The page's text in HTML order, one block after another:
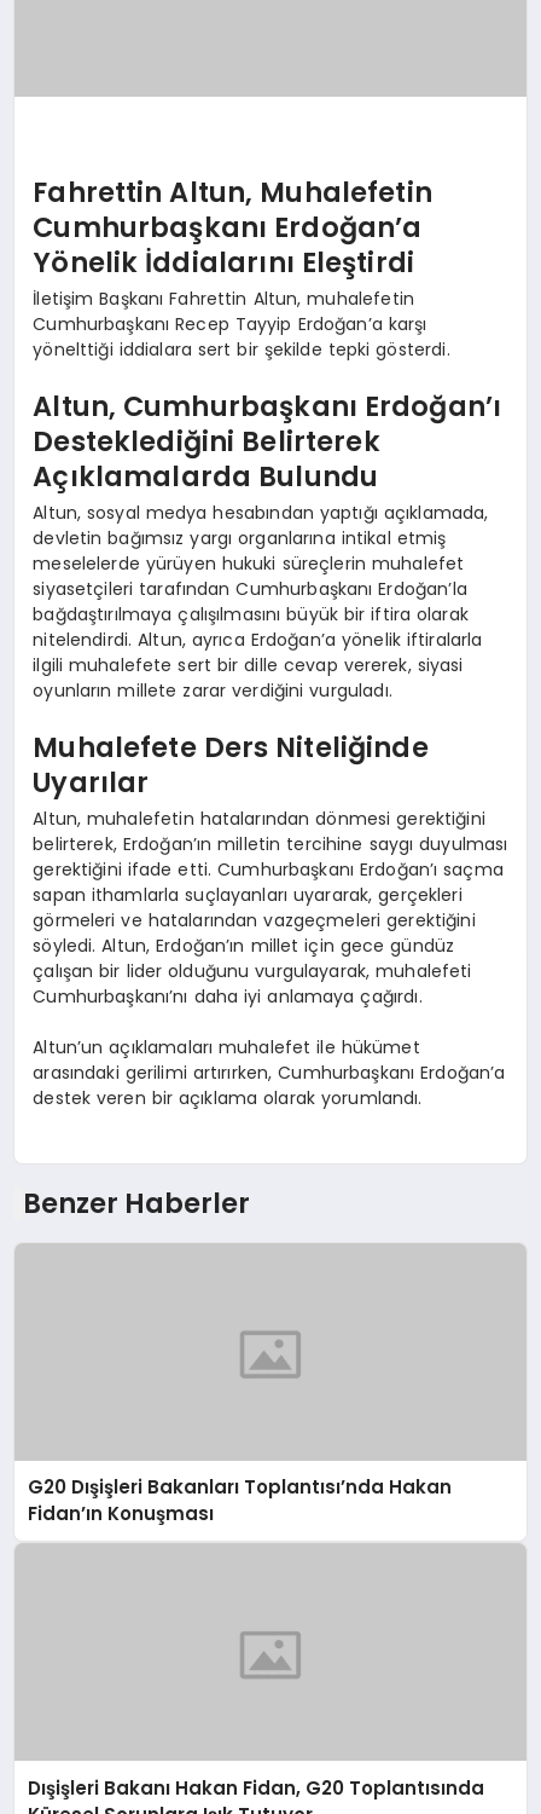
Fahrettin Altun, Muhalefetin
Cumhurbaşkanı Erdoğan’a
Yönelik İddialarını Eleştirdi
İletişim Başkanı Fahrettin Altun, muhalefetin
Cumhurbaşkanı Recep Tayyip Erdoğan’a karşı
yönelttiği iddialara sert bir şekilde tepki gösterdi.
Altun, Cumhurbaşkanı Erdoğan’ı
Desteklediğini Belirterek
Açıklamalarda Bulundu
Altun, sosyal medya hesabından yaptığı açıklamada,
devletin bağımsız yargı organlarına intikal etmiş
meselelerde yürüyen hukuki süreçlerin muhalefet
siyasetçileri tarafından Cumhurbaşkanı Erdoğan’la
bağdaştırılmaya çalışılmasını büyük bir iftira olarak
nitelendirdi. Altun, ayrıca Erdoğan’a yönelik iftiralarla
ilgili muhalefete sert bir dille cevap vererek, siyasi
oyunların millete zarar verdiğini vurguladı.
Muhalefete Ders Niteliğinde
Uyarılar
Altun, muhalefetin hatalarından dönmesi gerektiğini
belirterek, Erdoğan’ın milletin tercihine saygı duyulması
gerektiğini ifade etti. Cumhurbaşkanı Erdoğan’ı saçma
sapan ithamlarla suçlayanları uyararak, gerçekleri
görmeleri ve hatalarından vazgeçmeleri gerektiğini
söyledi. Altun, Erdoğan’ın millet için gece gündüz
çalışan bir lider olduğunu vurgulayarak, muhalefeti
Cumhurbaşkanı’nı daha iyi anlamaya çağırdı.
Altun’un açıklamaları muhalefet ile hükümet
arasındaki gerilimi artırırken, Cumhurbaşkanı Erdoğan’a
destek veren bir açıklama olarak yorumlandı.
Benzer Haberler
G20 Dışişleri Bakanları Toplantısı’nda Hakan
Fidan’ın Konuşması
Dışişleri Bakanı Hakan Fidan, G20 Toplantısında